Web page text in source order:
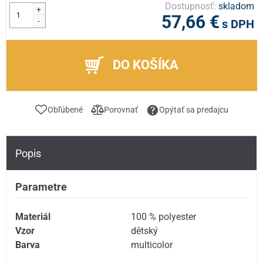
+
-
Dostupnosť:skladom
57,66 € s DPH
DO KOŠÍKA
Obľúbené Porovnať Opýtať sa predajcu
Popis
Parametre
Materiál
100 % polyester
Vzor
dětský
Barva
multicolor